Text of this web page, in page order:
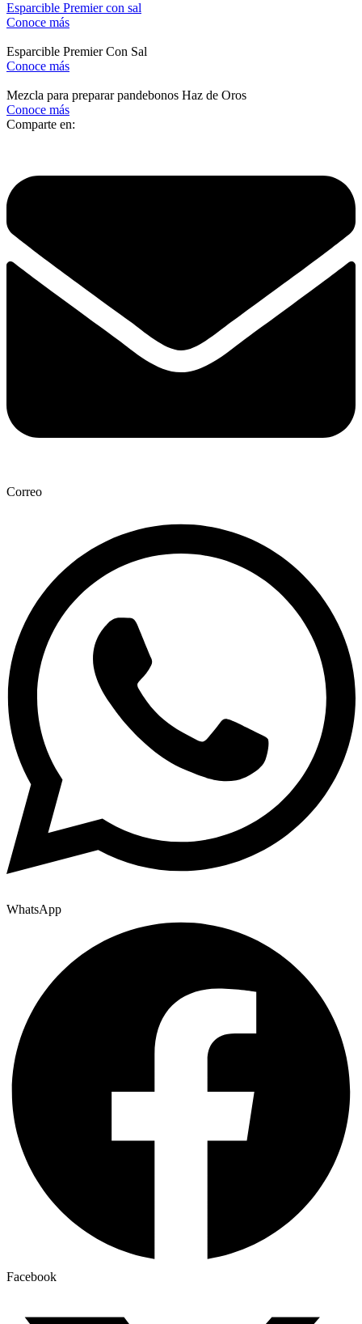
Esparcible Premier con sal
Conoce más
Esparcible Premier Con Sal
Conoce más
Mezcla para preparar pandebonos Haz de Oros
Conoce más
Comparte en:
Correo
WhatsApp
Facebook